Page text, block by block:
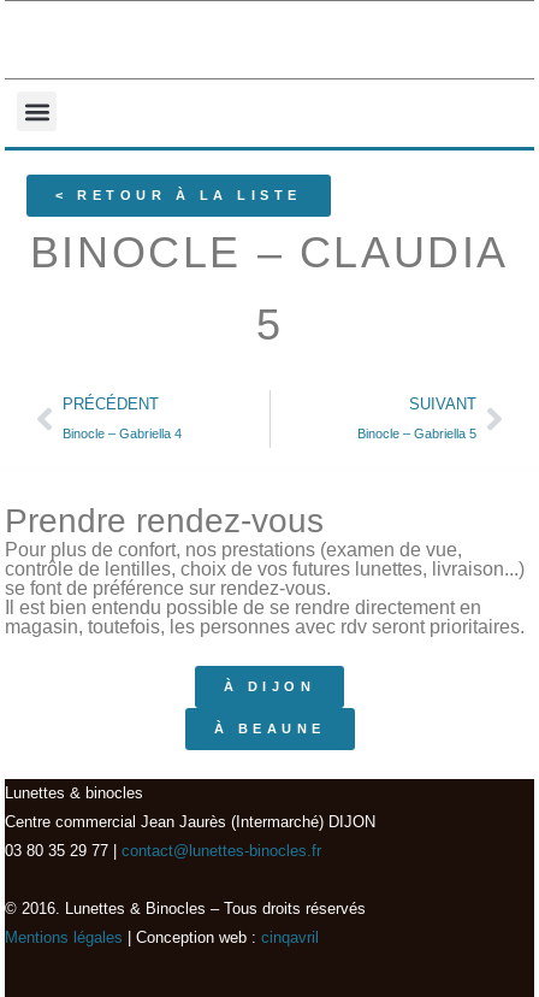
< RETOUR À LA LISTE
BINOCLE – CLAUDIA
5
PRÉCÉDENT
Binocle – Gabriella 4
SUIVANT
Binocle – Gabriella 5
Prendre rendez-vous
Pour plus de confort, nos prestations (examen de vue,
contrôle de lentilles, choix de vos futures lunettes, livraison...)
se font de préférence sur rendez-vous.
Il est bien entendu possible de se rendre directement en
magasin, toutefois, les personnes avec rdv seront prioritaires.
À DIJON
À BEAUNE
Lunettes & binocles
Centre commercial Jean Jaurès (Intermarché) DIJON
03 80 35 29 77 |
contact@lunettes-binocles.fr
© 2016. Lunettes & Binocles – Tous droits réservés​
Mentions légales | Conception web : cinqavril